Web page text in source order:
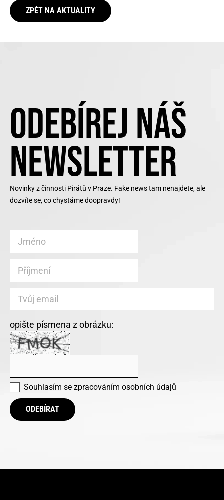
ZPĚT NA AKTUALITY
ODEBÍREJ NÁŠ
NEWSLETTER
Novinky z činnosti Pirátů v Praze. Fake news tam nenajdete, ale
dozvíte se, co chystáme doopravdy!
opište písmena z obrázku:
Souhlasím se zpracováním osobních údajů
ODEBÍRAT